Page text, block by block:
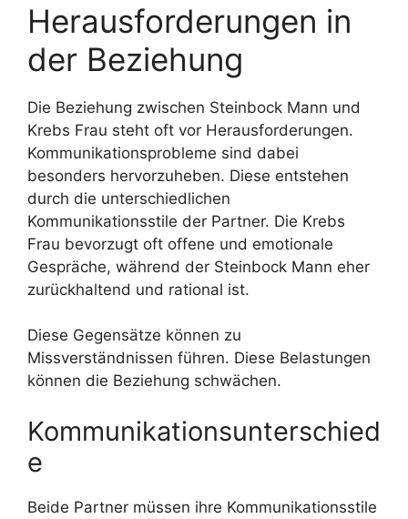
Herausforderungen in
der Beziehung
Die Beziehung zwischen Steinbock Mann und
Krebs Frau steht oft vor Herausforderungen.
Kommunikationsprobleme sind dabei
besonders hervorzuheben. Diese entstehen
durch die unterschiedlichen
Kommunikationsstile der Partner. Die Krebs
Frau bevorzugt oft offene und emotionale
Gespräche, während der Steinbock Mann eher
zurückhaltend und rational ist.
Diese Gegensätze können zu
Missverständnissen führen. Diese Belastungen
können die Beziehung schwächen.
Kommunikationsunterschied
e
Beide Partner müssen ihre Kommunikationsstile